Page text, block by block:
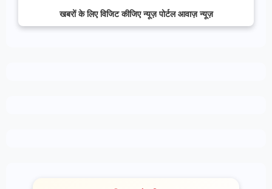
खबरों के लिए विजिट कीजिए न्यूज़ पोर्टल आवाज़ न्यूज़